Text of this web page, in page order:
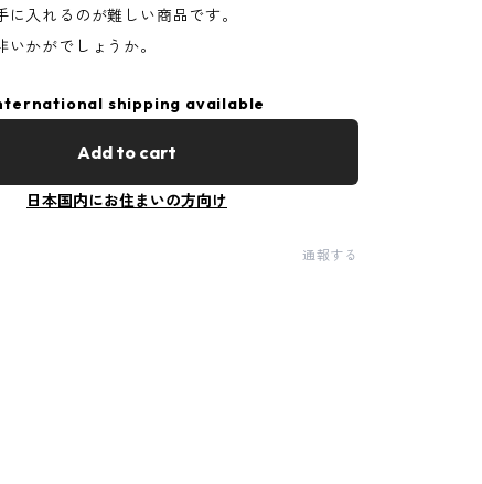
に入れるのが難しい商品です。
いかがでしょうか。
shipping available
Add to cart
日本国内にお住まいの方向け
通報する